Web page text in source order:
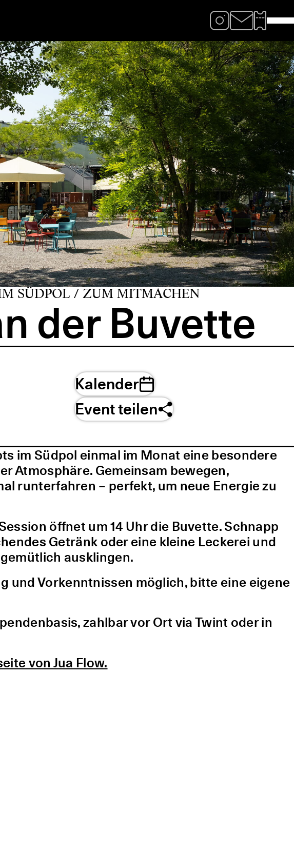
SÜDPOL / ZUM MITMACHEN
der Buvette
Kalender
Event teilen
im Südpol einmal im Monat eine besondere
Atmosphäre. Gemeinsam bewegen,
runterfahren – perfekt, um neue Energie zu
öffnet um 14 Uhr die Buvette. Schnapp
Getränk oder eine kleine Leckerei und
ausklingen.
und Vorkenntnissen möglich, bitte eine eigene
zahlbar vor Ort via Twint oder in
von Jua Flow.